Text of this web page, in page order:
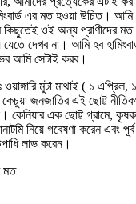
এর মত হওয়া উচিত। আমি
কিছুতেই ওই অন্য প্রাণীদের মত
যেতে দেখব না। আমি হব
আমি সেটাই করব।
ওয়াঙ্গারি মুটা মাথাই ( ১
জনজাতির এই ছোট্ট
কেনিয়ার এক ছোট্ট গ্রামে, কৃষক
নিয়ে গবেষণা করেন
লাভ করেন।